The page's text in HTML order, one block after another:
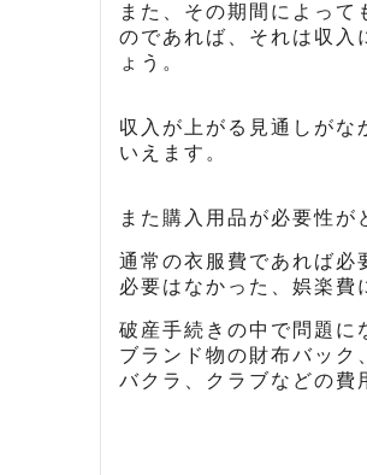
また、その期間によっ
のであれば、それは収入
ょう。
収入が上がる見通しが
いえます。
また購入用品が必要性
通常の衣服費であれば必
必要はなかった、娯楽費
破産手続きの中で問題に
ブランド物の財布バッ
バクラ、クラブなどの費